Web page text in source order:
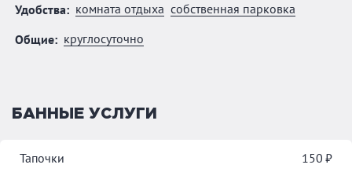
Удобства: комната отдыха собственная парковка
Общие: круглосуточно
БАННЫЕ УСЛУГИ
Тапочки 150 ₽